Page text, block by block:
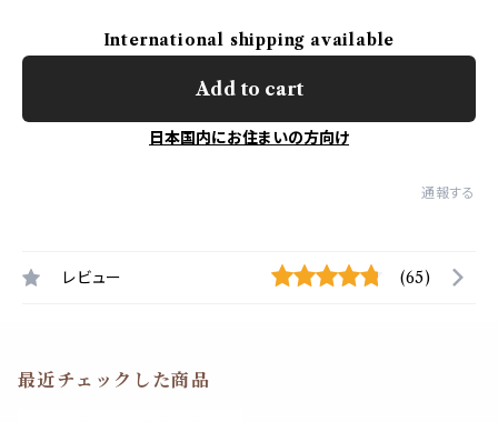
International shipping available
Add to cart
日本国内にお住まいの方向け
通報する
レビュー (65)
最近チェックした商品